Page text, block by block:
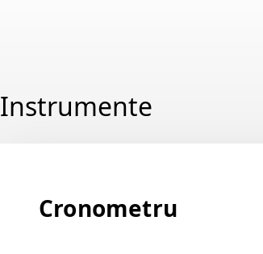
Pe scurt despre Worksection
Sarcini și comunicare
Instrumente
Cronometru